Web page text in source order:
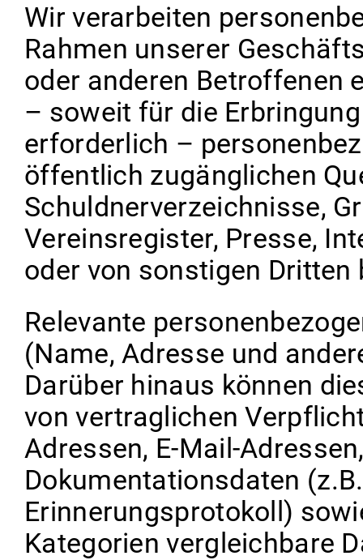
Wir verarbeiten
Rahmen unserer
oder anderen Betroffenen
– soweit für die
erforderlich –
öffentlich zugänglichen
Schuldnerverzeichnisse,
Vereinsregister, Presse,
oder von sonstigen
Relevante
(Name, Adresse und
Darüber hinaus können
von vertraglichen
Adressen, E-Mail-
Dokumentationsdaten
Erinnerungsprotokoll)
Kategorien vergleichbare